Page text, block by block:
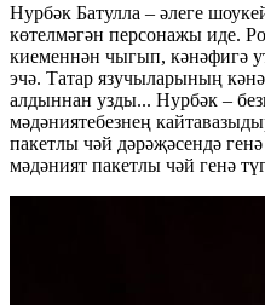
Нурбәк Батулла – әлеге
көтелмәгән персонажы иде.
киеменнән чыгып, кәнәфигә
эчә. Татар язучыларының
алдыннан узды... Нурбәк –
мәдәниятебезнең
пакетлы чәй дәрәҗәсендә
мәдәният пакетлы чәй генә